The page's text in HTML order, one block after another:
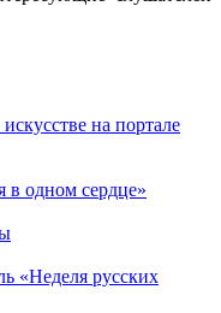
на портале
в одном сердце»
«Неделя русских